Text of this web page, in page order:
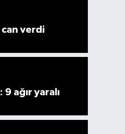
verdi
ağır yaralı